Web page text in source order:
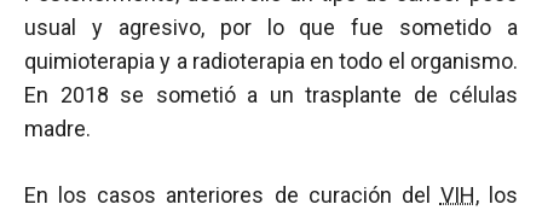
usual y agresivo, por lo que fue sometido a
quimioterapia y a radioterapia en todo el organismo.
En 2018 se sometió a un trasplante de células
madre.
En los casos anteriores de curación del VIH, los